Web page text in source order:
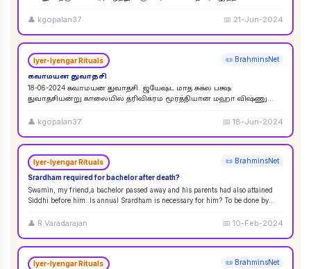
👤 kgopalan37 📅 21-Jun-2024
Iyer-Iyengar Rituals 📜 BrahminsNet
கவாமயன துவாதசி
18-06-2024 கவாமயன துவாதசி. ஜ்யேஷ்ட மாத சுக்ல பக்ஷ
துவாதசியன்று காலையில் த்ரிவிக்ரம மூர்த்தியான மஹா விஷ்ணு
👤 kgopalan37 📅18-Jun-2024
Iyer-Iyengar Rituals 📜 BrahminsNet
Srardham required for bachelor after death?
Swamin, my friend,a bachelor passed away and his parents had also attained
Siddhi before him. Is annual Srardham is necessary for him? To be done by
👤 R.Varadarajan 📅10-Feb-2024
Iyer-Iyengar Rituals 📜 BrahminsNet